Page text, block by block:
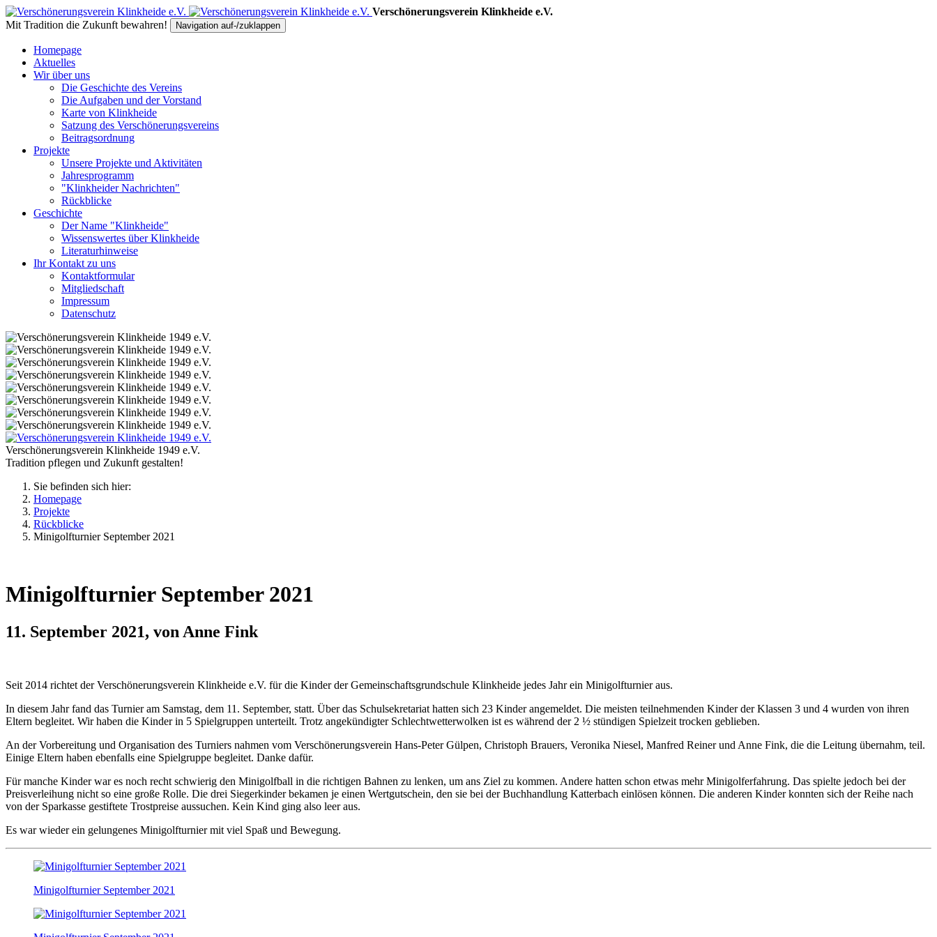
Verschönerungsverein Klinkheide e.V.
Mit Tradition die Zukunft bewahren!
Navigation auf-/zuklappen
Homepage
Aktuelles
Wir über uns
Die Geschichte des Vereins
Die Aufgaben und der Vorstand
Karte von Klinkheide
Satzung des Verschönerungsvereins
Beitragsordnung
Projekte
Unsere Projekte und Aktivitäten
Jahresprogramm
"Klinkheider Nachrichten"
Rückblicke
Geschichte
Der Name "Klinkheide"
Wissenswertes über Klinkheide
Literaturhinweise
Ihr Kontakt zu uns
Kontaktformular
Mitgliedschaft
Impressum
Datenschutz
Verschönerungsverein Klinkheide 1949 e.V.
Tradition pflegen und Zukunft gestalten!
Sie befinden sich hier:
Homepage
Projekte
Rückblicke
Minigolfturnier September 2021
Minigolfturnier September 2021
11. September 2021, von Anne Fink
Seit 2014 richtet der Verschönerungsverein Klinkheide e.V. für die Kinder der Gemeinschaftsgrundschule Klinkheide jedes Jahr ein Minigolfturnier aus.
In diesem Jahr fand das Turnier am Samstag, dem 11. September, statt. Über das Schulsekretariat hatten sich 23 Kinder angemeldet. Die meisten teilnehmenden Kinder der Klassen 3 und 4 wurden von ihren
Eltern begleitet. Wir haben die Kinder in 5 Spielgruppen unterteilt. Trotz angekündigter Schlechtwetterwolken ist es während der 2 ½ stündigen Spielzeit trocken geblieben.
An der Vorbereitung und Organisation des Turniers nahmen vom Verschönerungsverein Hans-Peter Gülpen, Christoph Brauers, Veronika Niesel, Manfred Reiner und Anne Fink, die die Leitung übernahm, teil.
Einige Eltern haben ebenfalls eine Spielgruppe begleitet. Danke dafür.
Für manche Kinder war es noch recht schwierig den Minigolfball in die richtigen Bahnen zu lenken, um ans Ziel zu kommen. Andere hatten schon etwas mehr Minigolferfahrung. Das spielte jedoch bei der
Preisverleihung nicht so eine große Rolle. Die drei Siegerkinder bekamen je einen Wertgutschein, den sie bei der Buchhandlung Katterbach einlösen können. Die anderen Kinder konnten sich der Reihe nach
von der Sparkasse gestiftete Trostpreise aussuchen. Kein Kind ging also leer aus.
Es war wieder ein gelungenes Minigolfturnier mit viel Spaß und Bewegung.
Minigolfturnier September 2021